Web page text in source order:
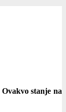
Ovakvo stanje na